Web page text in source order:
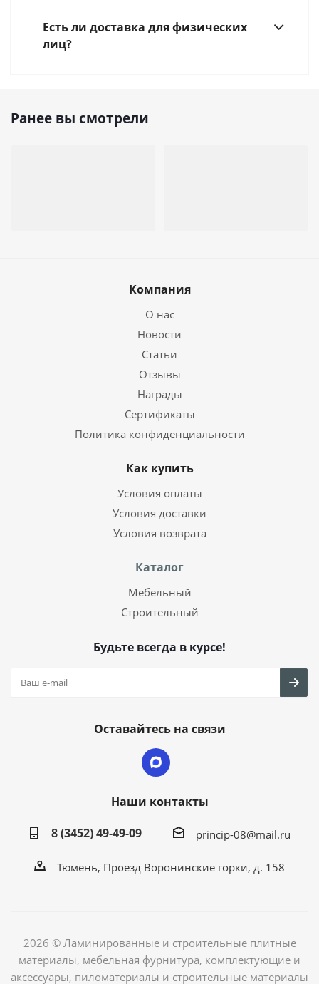
Есть ли доставка для физических
лиц?
Ранее вы смотрели
Компания
О нас
Новости
Статьи
Отзывы
Награды
Сертификаты
Политика конфиденциальности
Как купить
Условия оплаты
Условия доставки
Условия возврата
Каталог
Мебельный
Строительный
Будьте всегда в курсе!
Оставайтесь на связи
Наши контакты
8 (3452) 49-49-09
princip-08@mail.ru
Тюмень, Проезд Воронинские горки, д. 158
2026 © Ламинированные и строительные плитные
материалы, мебельная фурнитура, комплектующие и
аксессуары, пиломатериалы и строительные материалы